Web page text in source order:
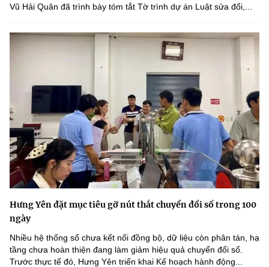
Vũ Hải Quân đã trình bày tóm tắt Tờ trình dự án Luật sửa đổi,...
Hưng Yên đặt mục tiêu gỡ nút thắt chuyển đổi số trong 100
ngày
Nhiều hệ thống số chưa kết nối đồng bộ, dữ liệu còn phân tán, hạ
tầng chưa hoàn thiện đang làm giảm hiệu quả chuyển đổi số.
Trước thực tế đó, Hưng Yên triển khai Kế hoạch hành động...